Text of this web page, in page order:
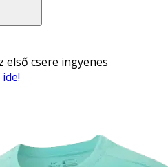
első csere ingyenes